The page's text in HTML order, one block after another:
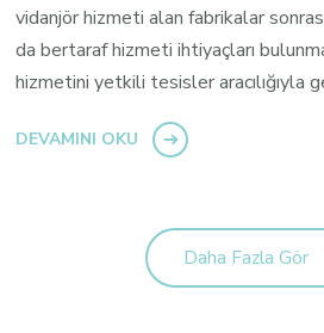
vidanjör hizmeti alan fabrikalar
da bertaraf hizmeti ihtiyaçları
hizmetini yetkili tesisler aracılığıyla
DEVAMINI OKU
Daha Fazla Gör